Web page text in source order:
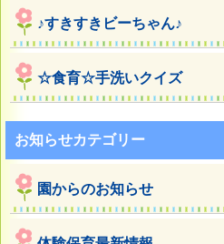
♪すきすきビーちゃん♪
☆食育☆手洗いクイズ
お知らせカテゴリー
園からのお知らせ